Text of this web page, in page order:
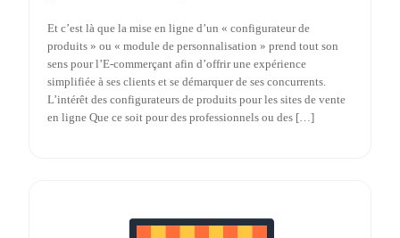
Et c’est là que la mise en ligne d’un « configurateur de
produits » ou « module de personnalisation » prend tout son
sens pour l’E-commerçant afin d’offrir une expérience
simplifiée à ses clients et se démarquer de ses concurrents.
L’intérêt des configurateurs de produits pour les sites de vente
en ligne Que ce soit pour des professionnels ou des […]